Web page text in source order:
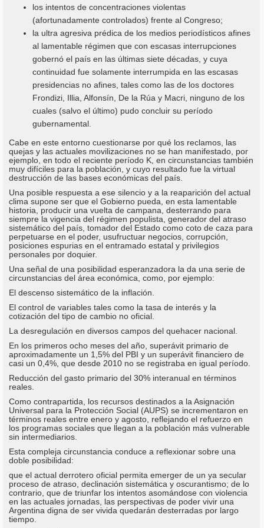
los intentos de concentraciones violentas
(afortunadamente controlados) frente al Congreso;
la ultra agresiva prédica de los medios periodísticos afines
al lamentable régimen que con escasas interrupciones
gobernó el país en las últimas siete décadas, y cuya
continuidad fue solamente interrumpida en las escasas
presidencias no afines, tales como las de los doctores
Frondizi, Illia, Alfonsín, De la Rúa y Macri, ninguno de los
cuales (salvo el último) pudo concluir su período
gubernamental.
Cabe en este entorno cuestionarse por qué los reclamos, las
quejas y las actuales movilizaciones no se han manifestado, por
ejemplo, en todo el reciente período K, en circunstancias también
muy difíciles para la población, y cuyo resultado fue la virtual
destrucción de las bases económicas del país.
Una posible respuesta a ese silencio y a la reaparición del actual
clima supone ser que el Gobierno pueda, en esta lamentable
historia, producir una vuelta de campana, desterrando para
siempre la vigencia del régimen populista, generador del atraso
sistemático del país, tomador del Estado como coto de caza para
perpetuarse en el poder, usufructuar negocios, corrupción,
posiciones espurias en el entramado estatal y privilegios
personales por doquier.
Una señal de una posibilidad esperanzadora la da una serie de
circunstancias del área económica, como, por ejemplo:
El descenso sistemático de la inflación.
El control de variables tales como la tasa de interés y la
cotización del tipo de cambio no oficial.
La desregulación en diversos campos del quehacer nacional.
En los primeros ocho meses del año, superávit primario de
aproximadamente un 1,5% del PBI y un superávit financiero de
casi un 0,4%, que desde 2010 no se registraba en igual período.
Reducción del gasto primario del 30% interanual en términos
reales.
Como contrapartida, los recursos destinados a la Asignación
Universal para la Protección Social (AUPS) se incrementaron en
términos reales entre enero y agosto, reflejando el refuerzo en
los programas sociales que llegan a la población más vulnerable
sin intermediarios.
Esta compleja circunstancia conduce a reflexionar sobre una
doble posibilidad:
que el actual derrotero oficial permita emerger de un ya secular
proceso de atraso, declinación sistemática y oscurantismo; de lo
contrario, que de triunfar los intentos asomándose con violencia
en las actuales jornadas, las perspectivas de poder vivir una
Argentina digna de ser vivida quedarán desterradas por largo
tiempo.